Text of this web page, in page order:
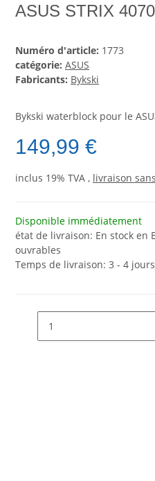
ASUS STRIX
Numéro d'article: 1773
catégorie: ASUS
Fabricants: Bykski
Bykski waterblock pour le
149,99 €
inclus 19% TVA , livraison
Disponible immédiatement
état de livraison: En stock en
ouvrables
Temps de livraison: 3 - 4